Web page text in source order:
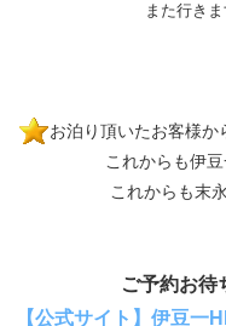
また行き
お泊り頂いたお客様か
これからも伊
これからも末
ご予約お待
【公式サイト】伊豆一